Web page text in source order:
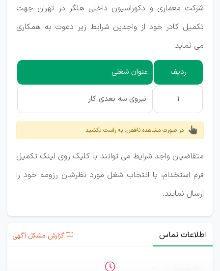
شرکت معماری و دکوراسیون داخلی هلگر در تهران جهت
تکمیل کادر خود از واجدین شرایط زیر دعوت به همکاری
می نماید:
ردیف عنوان شغلی
1 نیروی سه بعدی کار
در صورت مشاهده ناقص، به راست بکشید
متقاضیان واجد شرایط می توانند با کلیک روی لینک تکمیل
فرم استخدام، با انتخاب شغل مورد نظرشان رزومه خود را
ارسال نمایند.
اطلاعات تماس گزارش مشکل آگهی